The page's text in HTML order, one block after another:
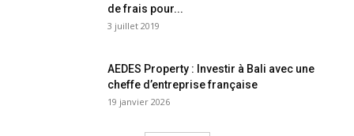
de frais pour...
3 juillet 2019
AEDES Property : Investir à Bali avec une
cheffe d’entreprise française
19 janvier 2026